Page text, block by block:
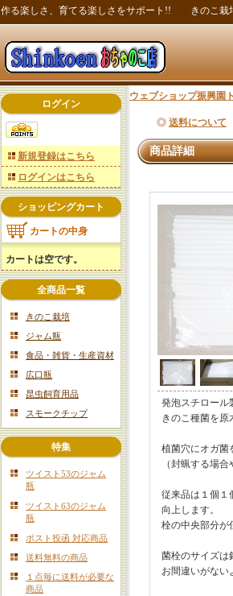
作る楽しさ、育てる楽しさをサポート!! きのこ栽
ログイン
新規登録はこちら
ログインはこちら
ショッピングカート
カートの中身
カートは空です。
全商品一覧
きのこ栽培
ジャム瓶
食品・雑貨・生産資材
広口瓶
昆虫飼育用品
スモークチップ
特集
ツイスト53のジャム
瓶
ツイスト63のジャム
瓶
ポスト投函 対応商品
送料無料の商品
１点毎に送料が必要な
商品
ウェブショップ振興園
◎ 送料について
商品詳細
発泡スチロール
きのこ種菌を原
植菌穴にオガ菌
（封蝋する場
従来品は１個１
向上します。
栓の中央部分が
菌栓のサイズは
お間違いがない